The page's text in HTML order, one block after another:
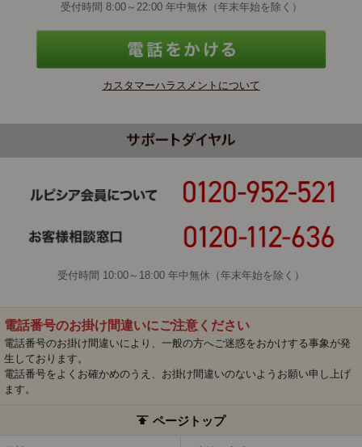
受付時間 8:00～22:00 年中無休（年末年始を除く）
カスタマーハラスメントについて
受付時間 10:00～18:00 年中無休（年末年始を除く）
電話番号のお掛け間違いにご注意ください
電話番号のお掛け間違いにより、一般の方へご迷惑をおかけする事象が発
生しております。
電話番号をよくお確かめのうえ、お掛け間違いのないようお願い申し上げ
ます。
ページトップ